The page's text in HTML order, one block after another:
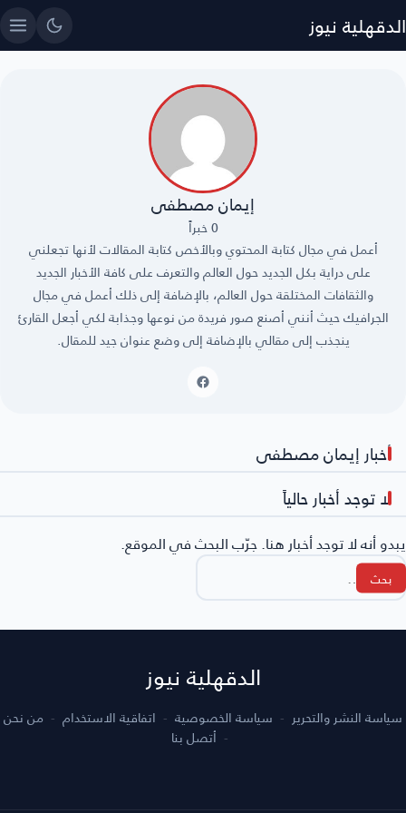
الدقهلية نيوز
إيمان مصطفى
0 خبراً
أعمل في مجال كتابة المحتوي وبالأخص كتابة المقالات لأنها تجعلني
على دراية بكل الجديد حول العالم والتعرف على كافة الأخبار الجديد
والثقافات المختلقة حول العالم، بالإضافة إلى ذلك أعمل في مجال
الجرافيك حيث أنني أصنع صور فريدة من نوعها وجذابة لكي أجعل القارئ
ينجذب إلى مقالي بالإضافة إلى وضع عنوان جيد للمقال.
أخبار إيمان مصطفى
لا توجد أخبار حالياً
يبدو أنه لا توجد أخبار هنا. جرّب البحث في الموقع.
البحث
عن:
الدقهلية نيوز
سياسة النشر والتحرير سياسة الخصوصية اتفاقية الاستخدام
من نحن
أتصل بنا